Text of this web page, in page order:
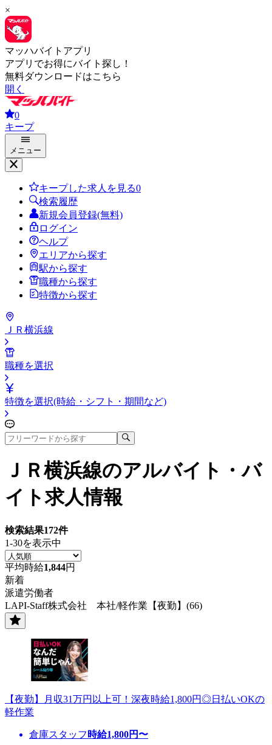
×
マッハバイトアプリ
アプリでお得にバイト探し！
無料ダウンロードはこちら
開く
0
キープ
メニュー
キープした求人を見る0
検索履歴
新規会員登録(無料)
ログイン
ヘルプ
エリアから探す
駅から探す
職種から探す
特徴から探す
ＪＲ横浜線
職種を選択
特徴を選択(時給・シフト・期間など)
ＪＲ横浜線のアルバイト・バ
イト求人情報
検索結果172件
1-30を表示中
平均時給1,844円
新着
派遣労働者
LAPI-Staff株式会社 本社/軽作業【夜勤】(66)
【夜勤】月収31万円以上可！深夜時給1,800円◎日払いOKの
軽作業
倉庫スタッフ 時給1,800円〜